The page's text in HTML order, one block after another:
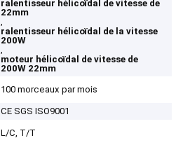
ralentisseur hélicoïdal de vitesse de
22mm
,
ralentisseur hélicoïdal de la vitesse
200W
,
moteur hélicoïdal de vitesse de
200W 22mm
100 morceaux par mois
CE SGS ISO9001
L/C, T/T